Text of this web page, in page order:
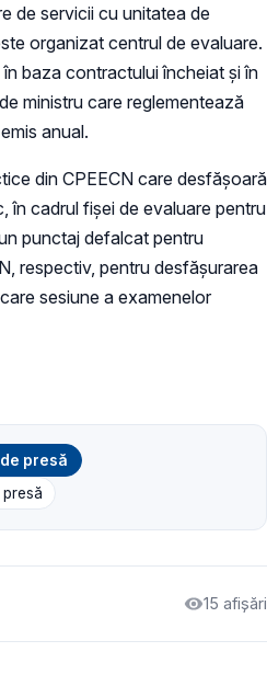
de servicii cu unitatea de
organizat centrul de evaluare.
baza contractului încheiat și în
ministru care reglementează
anual.
din CPEECN care desfășoară
în cadrul fișei de evaluare pentru
punctaj defalcat pentru
respectiv, pentru desfășurarea
sesiune a examenelor
presă
15 afișări